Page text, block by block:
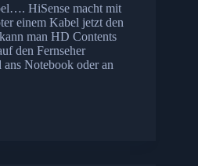
HiSense macht mit
einem Kabel jetzt den
man HD Contents
den Fernseher
Notebook oder an